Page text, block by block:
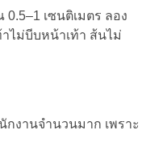
เซนติเมตร ลอง
าไม่บีบหน้าเท้า ส้นไม่
งานจำนวนมาก เพราะ